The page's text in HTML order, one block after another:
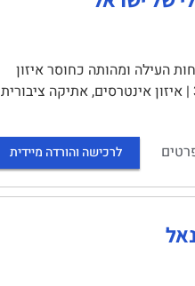
| תוכן עניינים | 11.1 עילת הסבירות 2 | התפתחות העילה ומהותה כחוסר איזון
פנימי 2 | מתחם הסבירות, המבחן האובייקטיבי והסטנדרד של אי סבירות קיצונית 3 | איזון אינטרסים, אתיקה ציבורית
לרכישה והורדה מיידית